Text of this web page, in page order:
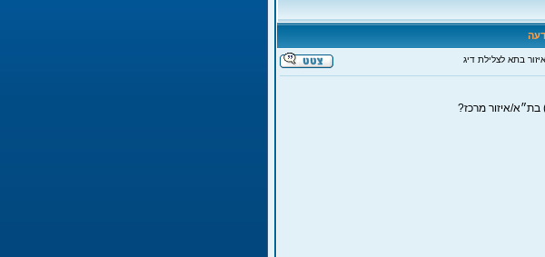
בתא לצלילת דיג
בת״א/איזור מרכז?